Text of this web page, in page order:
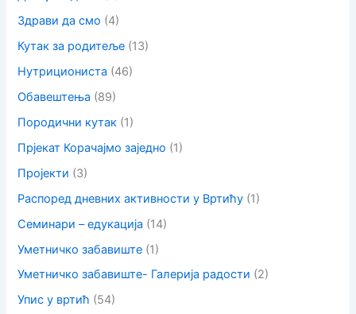
Здрави да смо (4)
Кутак за родитеље (13)
Нутрициониста (46)
Обавештења (89)
Породични кутак (1)
Прјекат Корачајмо заједно (1)
Пројекти (3)
Распоред дневних активности у Вртићу (1)
Семинари – едукација (14)
Уметничко забавиште (1)
Уметничко забавиште- Галерија радости (2)
Упис у вртић (54)